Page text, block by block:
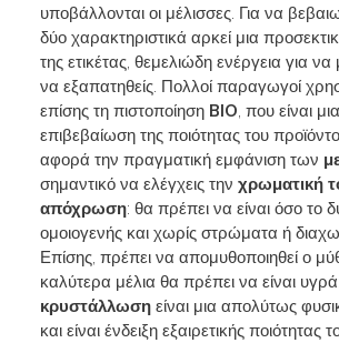
υποβάλλονται οι μέλισσες. Για να
δύο χαρακτηριστικά αρκεί μια
της ετικέτας, θεμελιώδη ενέργεια για
να εξαπατηθείς. Πολλοί παραγωγοί
επίσης τη πιστοποίηση BIO, που είναι
επιβεβαίωση της ποιότητας του
αφορά την πραγματική εμφάνιση των
σημαντικό να ελέγχεις την χρωματική
απόχρωση: θα πρέπει να είναι όσο το
ομοιογενής και χωρίς στρώματα ή
Επίσης, πρέπει να απομυθοποιηθεί ο
καλύτερα μέλια θα πρέπει να είναι
κρυστάλλωσηείναι μια απολύτως
και είναι ένδειξη εξαιρετικής ποιότητας